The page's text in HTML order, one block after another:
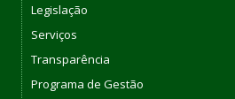
Legislação
Serviços
Transparência
Programa de Gestão